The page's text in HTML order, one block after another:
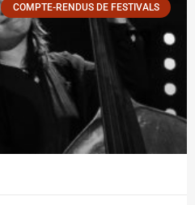
COMPTE-RENDUS DE FESTIVALS